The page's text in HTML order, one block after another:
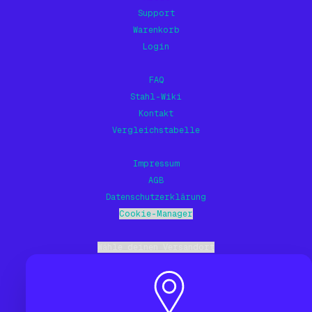
Support
Warenkorb
Login
FAQ
Stahl-Wiki
Kontakt
Vergleichstabelle
Impressum
AGB
Datenschutzerklärung
Cookie-Manager